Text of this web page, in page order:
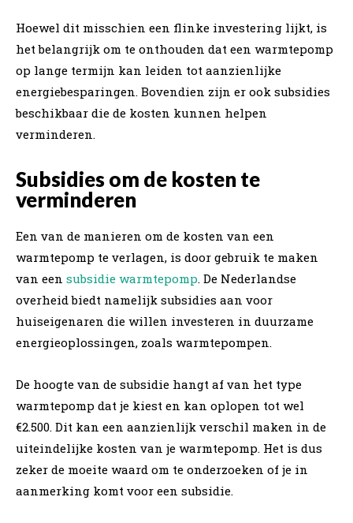
Hoewel dit misschien een flinke investering lijkt, is
het belangrijk om te onthouden dat een warmtepomp
op lange termijn kan leiden tot aanzienlijke
energiebesparingen. Bovendien zijn er ook subsidies
beschikbaar die de kosten kunnen helpen
verminderen.
Subsidies om de kosten te
verminderen
Een van de manieren om de kosten van een
warmtepomp te verlagen, is door gebruik te maken
van een subsidie warmtepomp. De Nederlandse
overheid biedt namelijk subsidies aan voor
huiseigenaren die willen investeren in duurzame
energieoplossingen, zoals warmtepompen.
De hoogte van de subsidie hangt af van het type
warmtepomp dat je kiest en kan oplopen tot wel
€2.500. Dit kan een aanzienlijk verschil maken in de
uiteindelijke kosten van je warmtepomp. Het is dus
zeker de moeite waard om te onderzoeken of je in
aanmerking komt voor een subsidie.